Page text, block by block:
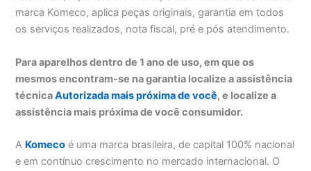
marca Komeco, aplica peças originais, garantia em todos
os serviços realizados, nota fiscal, pré e pós atendimento.
Para aparelhos dentro de 1 ano de uso, em que os
mesmos encontram-se na garantia localize a assistência
técnicaAutorizada mais próxima de você, e localize a
assistência mais próxima de você consumidor.
A Komeco é uma marca brasileira, de capital 100% nacional
e em contínuo crescimento no mercado internacional. O